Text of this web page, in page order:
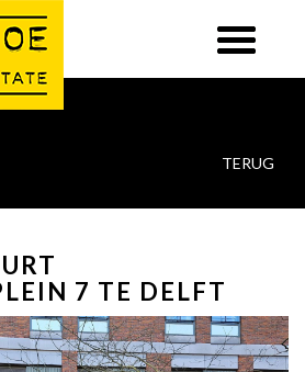
TERUG
7 TE DELFT